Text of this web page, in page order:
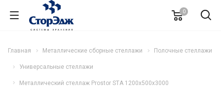
0
Главная Металлические сборные стеллажи Полочные стеллажи
Универсальные стеллажи
Металлический стеллаж Prostor STA 1200х500х3000